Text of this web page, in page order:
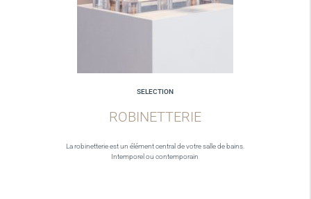
SELECTION
ROBINETTERIE
La robinetterie est un élément central de votre salle de bains.
Intemporel ou contemporain